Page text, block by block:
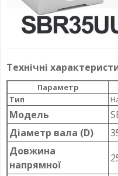
Технічні
Параметр
Тип
Модель
Діаметр вала (D)
Довжина
напрямної